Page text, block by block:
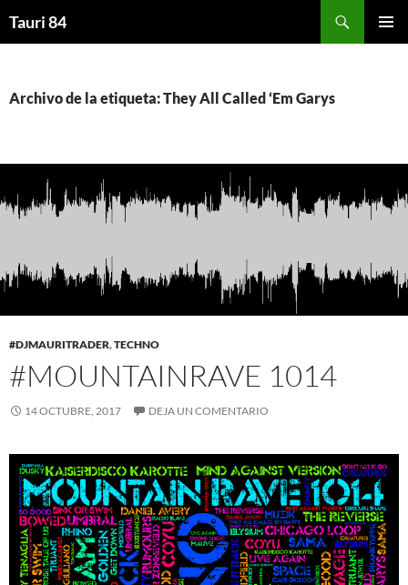
Tauri 84
Archivo de la etiqueta: They All Called ‘Em Garys
#DJMAURITRADER,TECHNO
#MOUNTAINRAVE 1014
14 OCTUBRE, 2017 DEJA UN COMENTARIO